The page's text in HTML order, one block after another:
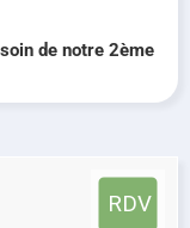
de notre 2ème